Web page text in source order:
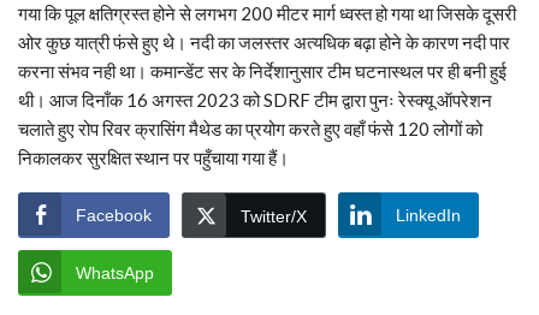
गया कि पूल क्षतिग्रस्त होने से लगभग 200 मीटर मार्ग ध्वस्त हो गया था जिसके दूसरी
ओर कुछ यात्री फंसे हुए थे। नदी का जलस्तर अत्यधिक बढ़ा होने के कारण नदी पार
करना संभव नही था। कमान्डेंट सर के निर्देशानुसार टीम घटनास्थल पर ही बनी हुई
थी। आज दिनाँक 16 अगस्त 2023 को SDRF टीम द्वारा पुनः रेस्क्यू ऑपरेशन
चलाते हुए रोप रिवर क्रासिंग मैथेड का प्रयोग करते हुए वहाँ फंसे 120 लोगों को
निकालकर सुरक्षित स्थान पर पहुँचाया गया हैं।
Facebook Twitter/X LinkedIn
WhatsApp